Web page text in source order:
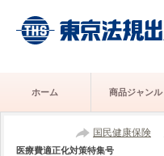
ホーム 商品ジャンル
国民健康保険
医療費適正化対策特集号